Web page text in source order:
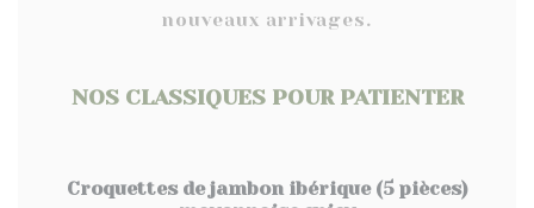
nouveaux arrivages.
NOS CLASSIQUES POUR PATIENTER
Croquettes de jambon ibérique (5 pièces)